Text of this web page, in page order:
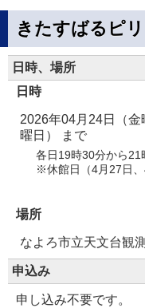
きたすばるピ
日時、場所
日時
2026年04月24日（金
曜日）
まで
各日19時30分から21
※休館日（4月27日
場所
なよろ市立天文台観
申込み
申し込み不要です。